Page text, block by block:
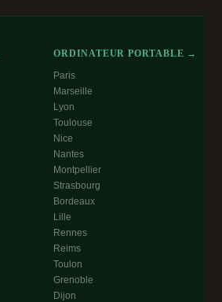
ORDINATEUR PORTABLE →
Paris
Marseille
Lyon
Toulouse
Nice
Nantes
Montpellier
Strasbourg
Bordeaux
Lille
Rennes
Reims
Toulon
Grenoble
Dijon